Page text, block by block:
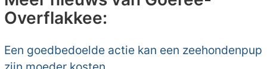
Overflakkee:
Een goedbedoelde actie kan een zeehondenpup